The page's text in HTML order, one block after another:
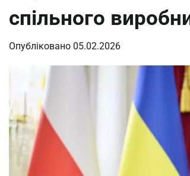
спільного
Опубліковано 05.02.2026